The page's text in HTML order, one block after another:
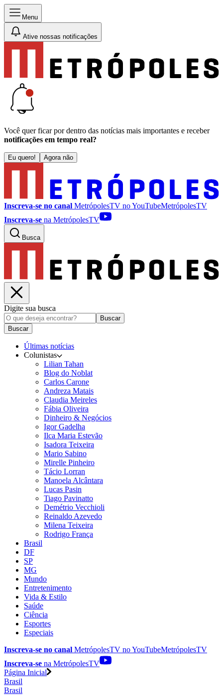
Menu
Ative nossas notificações
Você quer ficar por dentro das notícias mais importantes e receber
notificações em tempo real?
Eu quero! Agora não
Inscreva-se no canal MetrópolesTV noYouTubeMetrópolesTV
Inscreva-se na MetrópolesTV
Busca
Digite sua busca
Buscar
Buscar
Últimas notícias
Colunistas
Lilian Tahan
Blog do Noblat
Carlos Carone
Andreza Matais
Claudia Meireles
Fábia Oliveira
Dinheiro & Negócios
Igor Gadelha
Ilca Maria Estevão
Isadora Teixeira
Mario Sabino
Mirelle Pinheiro
Tácio Lorran
Manoela Alcântara
Lucas Pasin
Tiago Pavinatto
Demétrio Vecchioli
Reinaldo Azevedo
Milena Teixeira
Rodrigo França
Brasil
DF
SP
MG
Mundo
Entretenimento
Vida & Estilo
Saúde
Ciência
Esportes
Especiais
Inscreva-se no canal MetrópolesTV noYouTubeMetrópolesTV
Inscreva-se na MetrópolesTV
Página Inicial
Brasil
Brasil